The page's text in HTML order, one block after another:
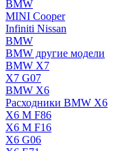
BMW
MINI Cooper
Infiniti Nissan
BMW
BMW другие модели
BMW X7
X7 G07
BMW X6
Расходники BMW X6
X6 M F86
X6 M F16
X6 G06